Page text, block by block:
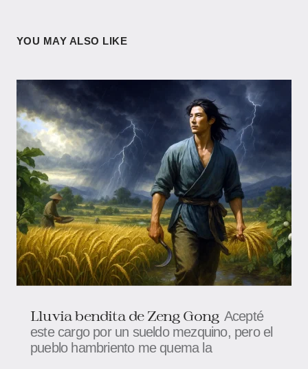
YOU MAY ALSO LIKE
Lluvia bendita de Zeng Gong Acepté
este cargo por un sueldo mezquino, pero el
pueblo hambriento me quema la